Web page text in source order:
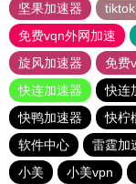
坚果加速器
免费vqn外网加速
旋风加速器
免费
快连加速器
快连
快鸭加速器
快柠
软件中心
雷霆加
小美
小美vpn